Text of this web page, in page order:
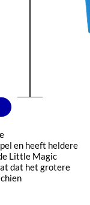
en heeft heldere
Little Magic
dat het grotere